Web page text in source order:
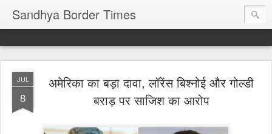
Sandhya Border Times
JUL
8
अमेरिका का बड़ा दावा, लॉरेंस बिश्नोई और गोल्डी
बराड़ पर साजिश का आरोप